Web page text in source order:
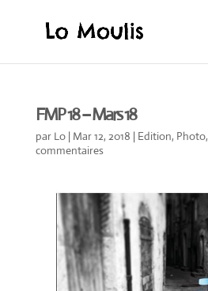
FMP 18 – Mars 18
par Lo| Mar 12, 2018 | Edition, Photo,
commentaires